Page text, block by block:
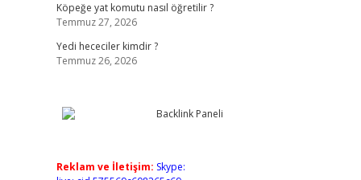
Köpeğe yat komutu nasıl öğretilir ?
Temmuz 27, 2026
Yedi hececiler kimdir ?
Temmuz 26, 2026
Reklam ve İletişim: Skype: